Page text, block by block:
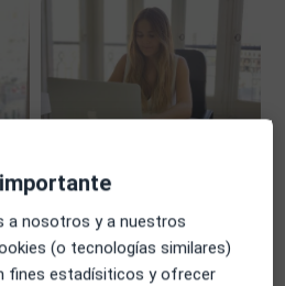
más detalles
sobre la experiencia
a nosotros y a nuestros
(o tecnologías similares)
fines estadísiticos y ofrecer